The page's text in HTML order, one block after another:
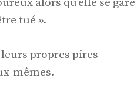
alors qu’elle se gare
tué ».
propres pires
mêmes.